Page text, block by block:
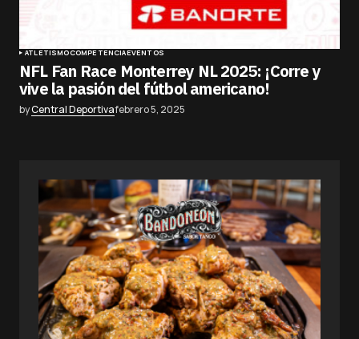
ATLETISMOCOMPETENCIAEVENTOS
NFL Fan Race Monterrey NL 2025: ¡Corre y
vive la pasión del fútbol americano!
byCentral Deportivafebrero 5, 2025